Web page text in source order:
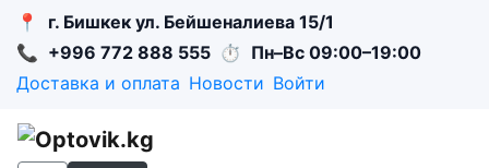
📍
г. Бишкек ул. Бейшеналиева 15/1
📞 +996 772 888 555 ⏱ Пн–Вс 09:00–19:00
Доставка и оплата Новости Войти